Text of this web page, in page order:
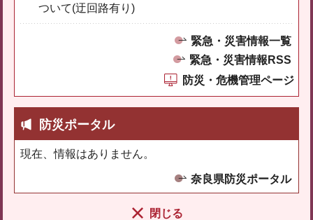
ついて(迂回路有り)
緊急・災害情報一覧
緊急・災害情報RSS
防災・危機管理ページ
防災ポータル
現在、情報はありません。
奈良県防災ポータル
閉じる